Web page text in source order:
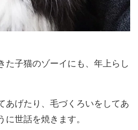
た子猫のゾーイにも、年上らし
あげたり、毛づくろいをしてあ
に世話を焼きます。